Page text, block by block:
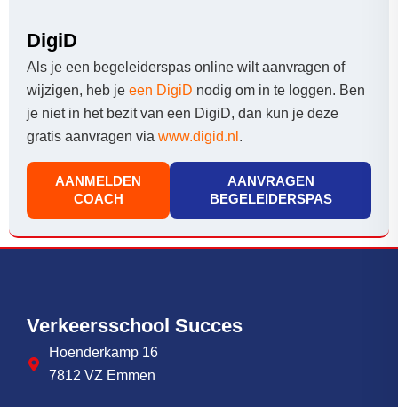
DigiD
Als je een begeleiderspas online wilt aanvragen of
wijzigen, heb je een DigiD nodig om in te loggen. Ben
je niet in het bezit van een DigiD, dan kun je deze
gratis aanvragen via www.digid.nl .
AANMELDEN
COACH
AANVRAGEN
BEGELEIDERSPAS
Verkeersschool Succes
Hoenderkamp 16
7812 VZ Emmen